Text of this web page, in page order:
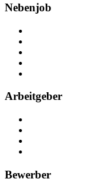
Nebenjob
Arbeitgeber
Bewerber